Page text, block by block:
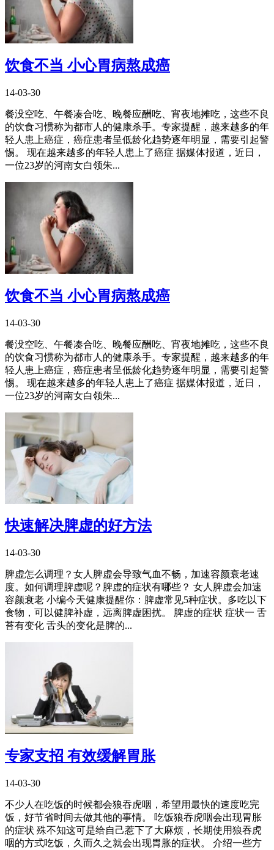
饮食不当 小心胃病熬成癌
14-03-30
餐没空吃、午餐凑合吃、晚餐应酬吃、宵夜地摊吃，这些不良
的饮食习惯称为都市人的健康杀手。专家提醒，越来越多的年
轻人患上癌症，癌症患者呈低龄化趋势逐年明显，需要引起警
惕。 现在越来越多的年轻人患上了癌症 据媒体报道，近日，
一位23岁的河南女白领朱...
饮食不当 小心胃病熬成癌
14-03-30
餐没空吃、午餐凑合吃、晚餐应酬吃、宵夜地摊吃，这些不良
的饮食习惯称为都市人的健康杀手。专家提醒，越来越多的年
轻人患上癌症，癌症患者呈低龄化趋势逐年明显，需要引起警
惕。 现在越来越多的年轻人患上了癌症 据媒体报道，近日，
一位23岁的河南女白领朱...
快速解决脾虚的好方法
14-03-30
脾虚怎么调理？女人脾虚会导致气血不畅，加速容颜衰老速
度。如何调理脾虚呢？脾虚的症状有哪些？ 女人脾虚会加速
容颜衰老 小编今天健康提醒你：脾虚常见5种症状。多吃以下
食物，可以健脾补虚，远离脾虚困扰。 脾虚的症状 症状一 舌
苔有变化 舌头的变化是脾的...
专家支招 有效缓解胃胀
14-03-30
不少人在吃饭的时候都会狼吞虎咽，希望用最快的速度吃完
饭，好节省时间去做其他的事情。 吃饭狼吞虎咽会出现胃胀
的症状 殊不知这可是给自己惹下了大麻烦，长期使用狼吞虎
咽的方式吃饭，久而久之就会出现胃胀的症状。 介绍一些方